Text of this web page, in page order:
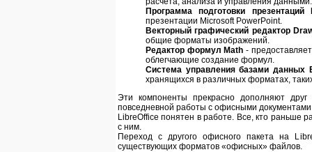
Программа подготовки презентаций
презентации Microsoft PowerPoint.
Векторный графический редактор
общие форматы изображений.
Редактор формул Math -
облегчающие создание формул.
Система управления базами данных
хранящихся в различных форматах,
Эти компоненты прекрасно дополняют
повседневной работы с офисными
LibreOffice понятен в работе. Все, кто раньше
с ним.
Переход с другого офисного пакета на
существующих форматов «офисных» файлов.